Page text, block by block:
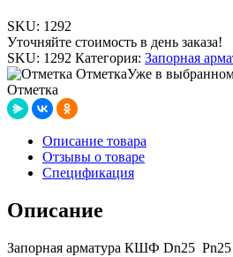
SKU: 1292
Уточняйте стоимость в день заказа!
SKU: 1292 Категория: Запорная
ОтметкаУже в
Отметка
Описание товара
Отзывы о товаре
Спецификация
Описание
Запорная арматура КШФ Dn25 Pn25